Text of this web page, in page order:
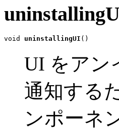
void uninstallingUI ()
UI をアン
通知する
ンポーネ